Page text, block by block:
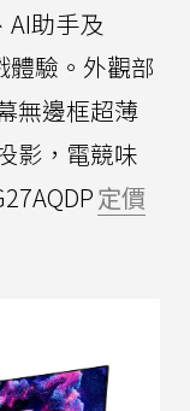
AI助手及
體驗。外觀部
無邊框超薄
影，電競味
定價